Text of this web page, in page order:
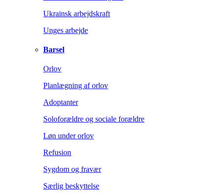
Ukrainsk arbejdskraft
Unges arbejde
Barsel
Orlov
Planlægning af orlov
Adoptanter
Soloforældre og sociale forældre
Løn under orlov
Refusion
Sygdom og fravær
Særlig beskyttelse